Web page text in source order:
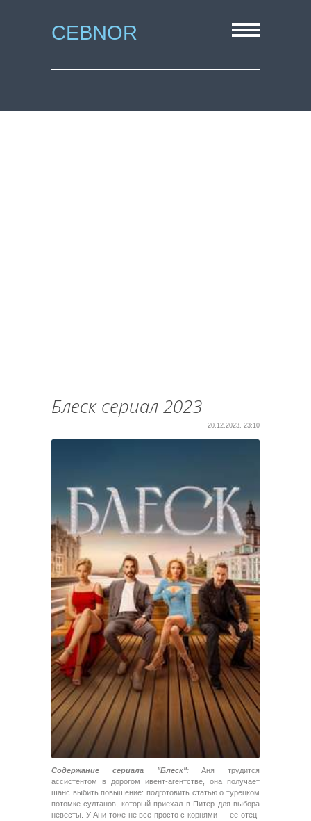
CEBNOR
Блеск сериал 2023
20.12.2023, 23:10
Содержание сериала "Блеск":Аня трудится
ассистентом в дорогом ивент-агентстве, она получает
шанс выбить повышение: подготовить статью о турецком
потомке султанов, который приехал в Питер для выбора
невесты. У Ани тоже не все просто с корнями — ее отец-